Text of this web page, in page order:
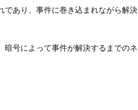
であり、事件に巻き込まれながら解決
暗号によって事件が解決するまでのネ